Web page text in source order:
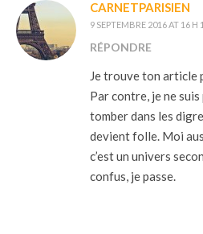
CARNETPARISIEN
9 SEPTEMBRE 2016 AT 16 H
RÉPONDRE
Je trouve ton article
Par contre, je ne suis
tomber dans les
devient folle. Moi
c’est un univers
confus, je passe.